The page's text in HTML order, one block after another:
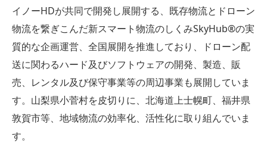
イノーHDが共同で開発し展開する、既存物流とドローン
物流を繋ぎこんだ新スマート物流のしくみSkyHub®︎の実
質的な企画運営、全国展開を推進しており、ドローン配
送に関わるハード及びソフトウェアの開発、製造、販
売、レンタル及び保守事業等の周辺事業も展開していま
す。山梨県小菅村を皮切りに、北海道上士幌町、福井県
敦賀市等、地域物流の効率化、活性化に取り組んでいま
す。